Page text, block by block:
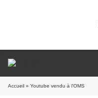
Accueil » Youtube vendu à l'OMS